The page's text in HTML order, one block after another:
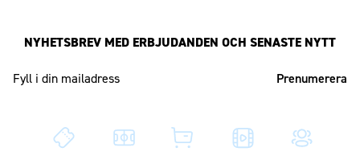
NYHETSBREV MED ERBJUDANDEN OCH SENASTE NYTT